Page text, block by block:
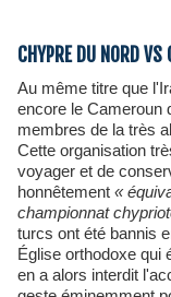
CHYPRE DU NORD VS
Au même titre que l'Irak du Nord, l'Occitanie, le Zanzibar ou
encore le Cameroun
membres de la très
Cette organisation
voyager et de
honnêtement «
championnat
turcs ont été bannis
Église orthodoxe qui
en a alors interdit